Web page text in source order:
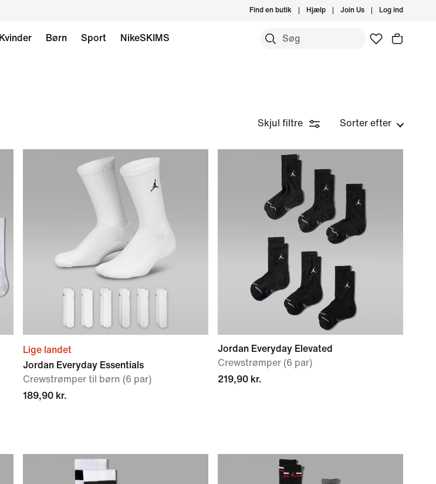
Find en butik Hjælp Join Us Log ind
Kvinder Børn Sport NikeSKIMS
Skjul filtre Sorter efter
Lige landet
Jordan Everyday Essentials
Crewstrømper til børn (6 par)
189,90 kr.
Jordan Everyday Elevated
Crewstrømper (6 par)
219,90 kr.